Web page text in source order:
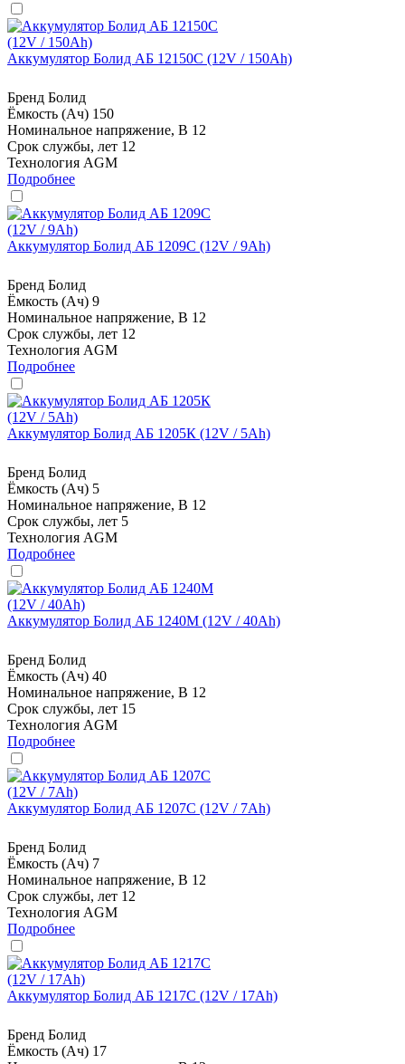
Аккумулятор Болид АБ 12150С (12V / 150Ah)
Бренд Болид
Ёмкость (Ач) 150
Номинальное напряжение, В 12
Срок службы, лет 12
Технология AGM
Подробнее
Аккумулятор Болид АБ 1209С (12V / 9Ah)
Бренд Болид
Ёмкость (Ач) 9
Номинальное напряжение, В 12
Срок службы, лет 12
Технология AGM
Подробнее
Аккумулятор Болид АБ 1205К (12V / 5Ah)
Бренд Болид
Ёмкость (Ач) 5
Номинальное напряжение, В 12
Срок службы, лет 5
Технология AGM
Подробнее
Аккумулятор Болид АБ 1240М (12V / 40Ah)
Бренд Болид
Ёмкость (Ач) 40
Номинальное напряжение, В 12
Срок службы, лет 15
Технология AGM
Подробнее
Аккумулятор Болид АБ 1207С (12V / 7Ah)
Бренд Болид
Ёмкость (Ач) 7
Номинальное напряжение, В 12
Срок службы, лет 12
Технология AGM
Подробнее
Аккумулятор Болид АБ 1217С (12V / 17Ah)
Бренд Болид
Ёмкость (Ач) 17